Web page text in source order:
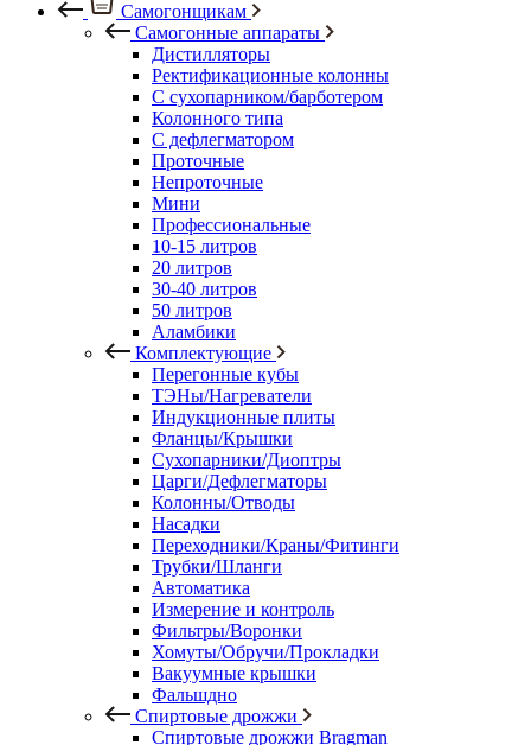
Самогонщикам
Самогонные аппараты
Дистилляторы
Ректификационные колонны
С сухопарником/барботером
Колонного типа
С дефлегматором
Проточные
Непроточные
Мини
Профессиональные
10-15 литров
20 литров
30-40 литров
50 литров
Аламбики
Комплектующие
Перегонные кубы
ТЭНы/Нагреватели
Индукционные плиты
Фланцы/Крышки
Сухопарники/Диоптры
Царги/Дефлегматоры
Колонны/Отводы
Насадки
Переходники/Краны/Фитинги
Трубки/Шланги
Автоматика
Измерение и контроль
Фильтры/Воронки
Хомуты/Обручи/Прокладки
Вакуумные крышки
Фальшдно
Спиртовые дрожжи
Спиртовые дрожжи Bragman